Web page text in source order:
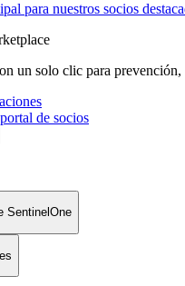
para nuestros socios
un solo clic para
de socios
SentinelOne